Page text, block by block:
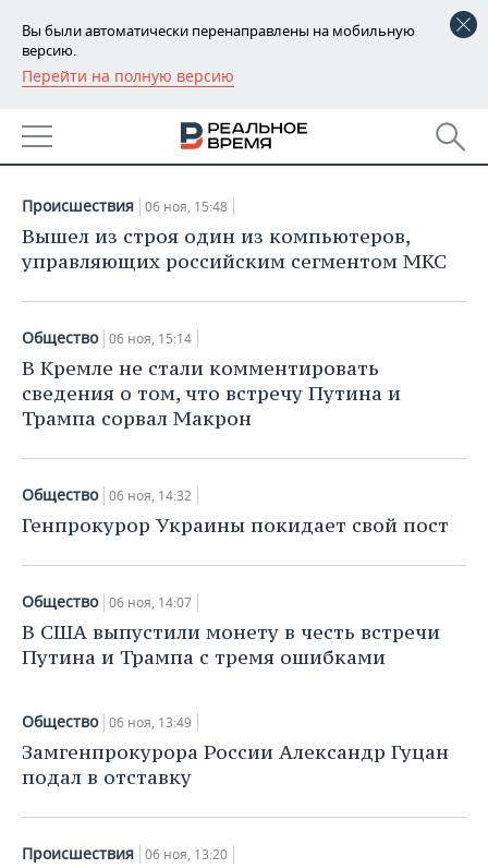
Вы были автоматически перенаправлены на мобильную
версию.
Перейти на полную версию
РЕГИОНЫ
БАШКОРТОСТАН
УДМУРТИЯ
НОВОСТИ
НОВОСТИ АНАЛИТИКИ
ДЕКЛАРАЦИИ О ДОХОДАХ
КОРОЛИ ГОСЗАКАЗА ПФО
ВУЗЫ ТАТАРСТАНА
КОМУ ПРИНАДЛЕЖАТ
ТАТАРСТАНА
ЭКОНОМИКА
НОВОСТИ ЭКОНОМИКИ
ФИНАНСЫ
БАНКИ
БЮДЖЕТ
НОВОСТИ
ПРОМЫШЛЕННОСТИ
АГРОПРОМ
НЕФТЕХИМИЯ
ОПК
ЭНЕРГЕТИКА
НЕДВИЖИМОСТЬ
НОВОСТИ НЕДВИЖИМОСТИ
АВТО
НОВОСТИ АВТО
БИЗНЕС
РОЗНИЧНАЯ ТОРГОВЛЯ
УСЛУГИ
НОВОСТИ ТЕХНОЛОГИЙ
МЕДИА
МЕРОПРИЯТИЯ
ВЫЕЗДНАЯ РЕДАКЦИЯ
ONLINE-КОНФЕРЕНЦИИ
ОТКРЫТАЯ ЛЕКЦИЯ
НОВОСТИ СПОРТА
ХОККЕЙ
БАСКЕТБОЛ
ОБЩЕСТВО
ВЛАСТЬ
ИНФРАСТРУКТУРА
СЮЖЕТЫ
СПРАВОЧНИК
06.11.2018
Происшествия 06 ноя, 15:48
Вышел из строя один из компьютеров,
управляющих российским сегментом МКС
Общество 06 ноя, 15:14
В Кремле не стали комментировать
сведения о том, что встречу Путина и
Трампа сорвал Макрон
Общество 06 ноя, 14:32
Генпрокурор Украины покидает свой пост
Общество 06 ноя, 14:07
В США выпустили монету в честь встречи
Путина и Трампа с тремя ошибками
Общество 06 ноя, 13:49
Замгенпрокурора России Александр Гуцан
подал в отставку
Происшествия 06 ноя, 13:20